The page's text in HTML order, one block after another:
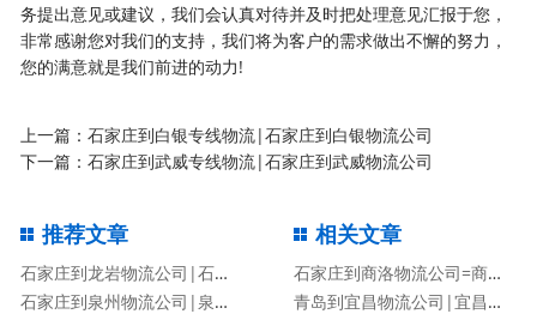
务提出意见或建议，我们会认真对待并及时把处理意见汇报于您，
非常感谢您对我们的支持，我们将为客户的需求做出不懈的努力，
您的满意就是我们前进的动力!
上一篇：石家庄到白银专线物流|石家庄到白银物流公司
下一篇：石家庄到武威专线物流|石家庄到武威物流公司
推荐文章
石家庄到龙岩物流公司|石家庄到龙岩物流专线
石家庄到泉州物流公司|泉州专线
相关文章
石家庄到商洛物流公司=商洛专线
青岛到宜昌物流公司|宜昌专线